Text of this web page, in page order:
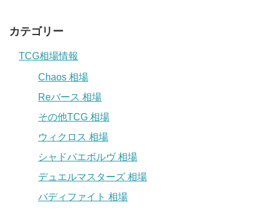
カテゴリー
TCG相場情報
Chaos 相場
Reバース 相場
その他TCG 相場
ウィクロス 相場
シャドバエボルヴ 相場
デュエルマスターズ 相場
バディファイト 相場